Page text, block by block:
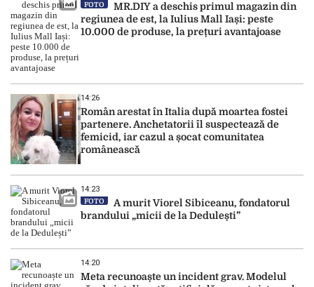
FOTO
MR.DIY a deschis primul magazin din
regiunea de est, la Iulius Mall Iași: peste
10.000 de produse, la prețuri avantajoase
14:26
Român arestat în Italia după moartea fostei
partenere. Anchetatorii îl suspectează de
femicid, iar cazul a șocat comunitatea
românească
14:23
FOTO
A murit Viorel Sibiceanu, fondatorul
brandului „micii de la Dedulești”
14:20
Meta recunoaște un incident grav. Modelul